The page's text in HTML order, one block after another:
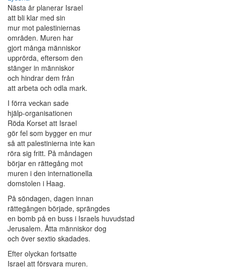
Nästa år planerar Israel
att bli klar med sin
mur mot palestiniernas
områden. Muren har
gjort många människor
upprörda, eftersom den
stänger in människor
och hindrar dem från
att arbeta och odla mark.
I förra veckan sade
hjälp-organisationen
Röda Korset att Israel
gör fel som bygger en mur
så att palestinierna inte kan
röra sig fritt. På måndagen
börjar en rättegång mot
muren i den internationella
domstolen i Haag.
På söndagen, dagen innan
rättegången började, sprängdes
en bomb på en buss i Israels huvudstad
Jerusalem. Åtta människor dog
och över sextio skadades.
Efter olyckan fortsatte
Israel att försvara muren.